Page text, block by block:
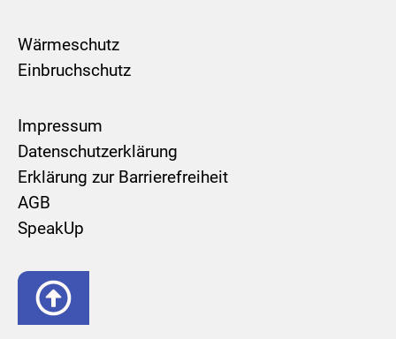
Wärmeschutz
Einbruchschutz
Impressum
Datenschutzerklärung
Erklärung zur Barrierefreiheit
AGB
SpeakUp